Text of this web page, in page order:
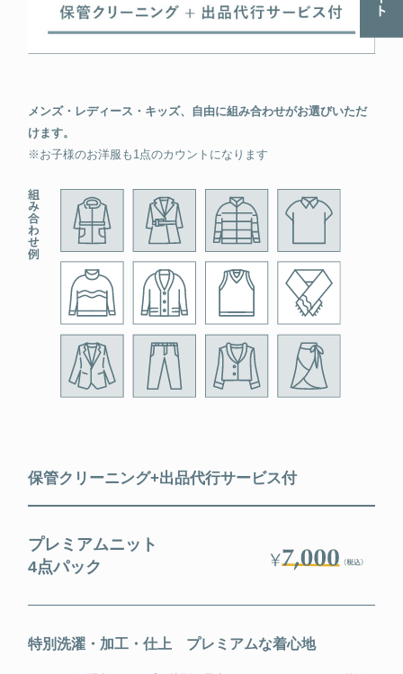
メンズ・レディース・キッズ、自由に組み合わせがお選びいただ
けます。
※お子様のお洋服も1点のカウントになります
保管クリーニング+出品代行サービス付
プレミアムニット
4点パック
特別洗濯・加工・仕上 プレミアムな着心地